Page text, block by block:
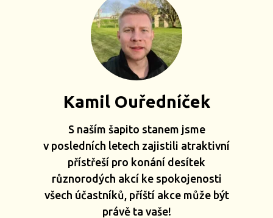
Kamil Ouředníček
S naším šapito stanem jsme
v posledních letech zajistili atraktivní
přístřeší pro konání desítek
různorodých akcí ke spokojenosti
všech účastníků, příští akce může být
právě ta vaše!